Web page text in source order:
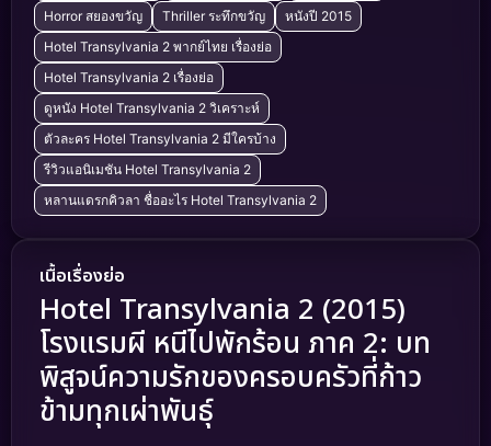
Horror สยองขวัญ
Thriller ระทึกขวัญ
หนังปี 2015
Hotel Transylvania 2 พากย์ไทย เรื่องย่อ
Hotel Transylvania 2 เรื่องย่อ
ดูหนัง Hotel Transylvania 2 วิเคราะห์
ตัวละคร Hotel Transylvania 2 มีใครบ้าง
รีวิวแอนิเมชัน Hotel Transylvania 2
หลานแดรกคิวลา ชื่ออะไร Hotel Transylvania 2
เนื้อเรื่องย่อ
Hotel Transylvania 2 (2015)
โรงแรมผี หนีไปพักร้อน ภาค 2: บท
พิสูจน์ความรักของครอบครัวที่ก้าว
ข้ามทุกเผ่าพันธุ์